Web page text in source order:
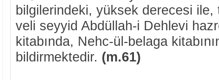
bilgilerindeki, yüksek derecesi ile,
veli seyyid Abdüllah-i Dehlevi
kitabında, Nehc-ül-belaga
bildirmektedir. (m.61)